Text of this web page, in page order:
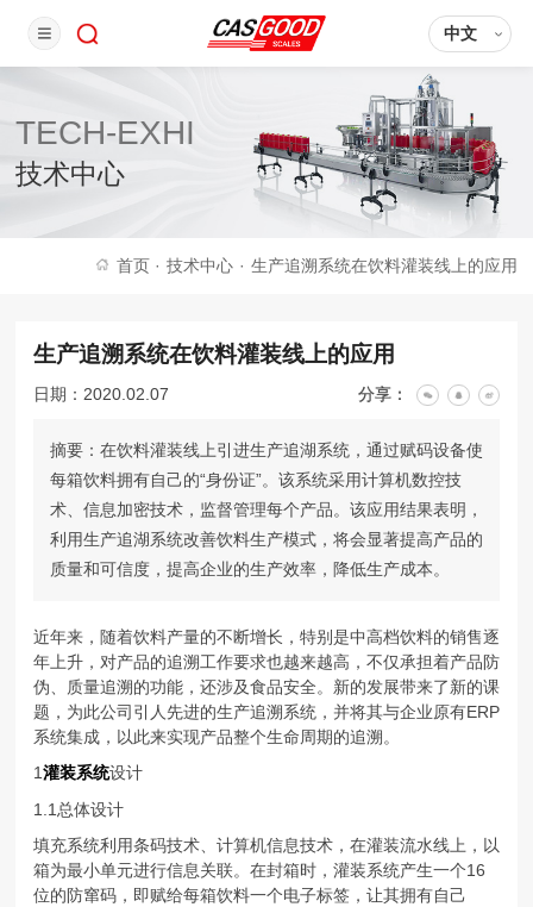
中文
TECH-EXHI
技术中心
首页 · 技术中心 · 生产追溯系统在饮料灌装线上的应用
生产追溯系统在饮料灌装线上的应用
日期：2020.02.07 分享：
摘要：在饮料灌装线上引进生产追湖系统，通过赋码设备使
每箱饮料拥有自己的“身份证”。该系统采用计算机数控技
术、信息加密技术，监督管理每个产品。该应用结果表明，
利用生产追湖系统改善饮料生产模式，将会显著提高产品的
质量和可信度，提高企业的生产效率，降低生产成本。
近年来，随着饮料产量的不断增长，特别是中高档饮料的销售逐
年上升，对产品的追溯工作要求也越来越高，不仅承担着产品防
伪、质量追溯的功能，还涉及食品安全。新的发展带来了新的课
题，为此公司引人先进的生产追溯系统，并将其与企业原有ERP
系统集成，以此来实现产品整个生命周期的追溯。
1灌装系统设计
1.1总体设计
填充系统利用条码技术、计算机信息技术，在灌装流水线上，以
箱为最小单元进行信息关联。在封箱时，灌装系统产生一个16
位的防窜码，即赋给每箱饮料一个电子标签，让其拥有自己